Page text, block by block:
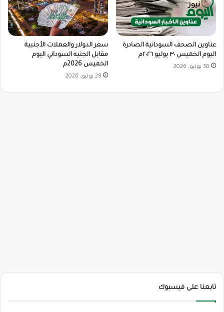
عناوين الصحف السودانية الصادرة
اليوم الخميس ٣٠ يوليو ٢٠٢٦م
30 يوليو، 2026
سعر الدولار والعملات الأجنبية
مقابل الجنيه السوداني اليوم
الخميس 2026م
29 يوليو، 2026
تابعنا على فيسبوك